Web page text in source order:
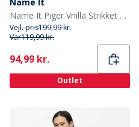
Name It Piger Vnilla Strikket Sweater Cloud Dancer/Shadow
Vejl. pris199,99 kr.
Var119,99 kr.
Current
94,99 kr.
Outlet